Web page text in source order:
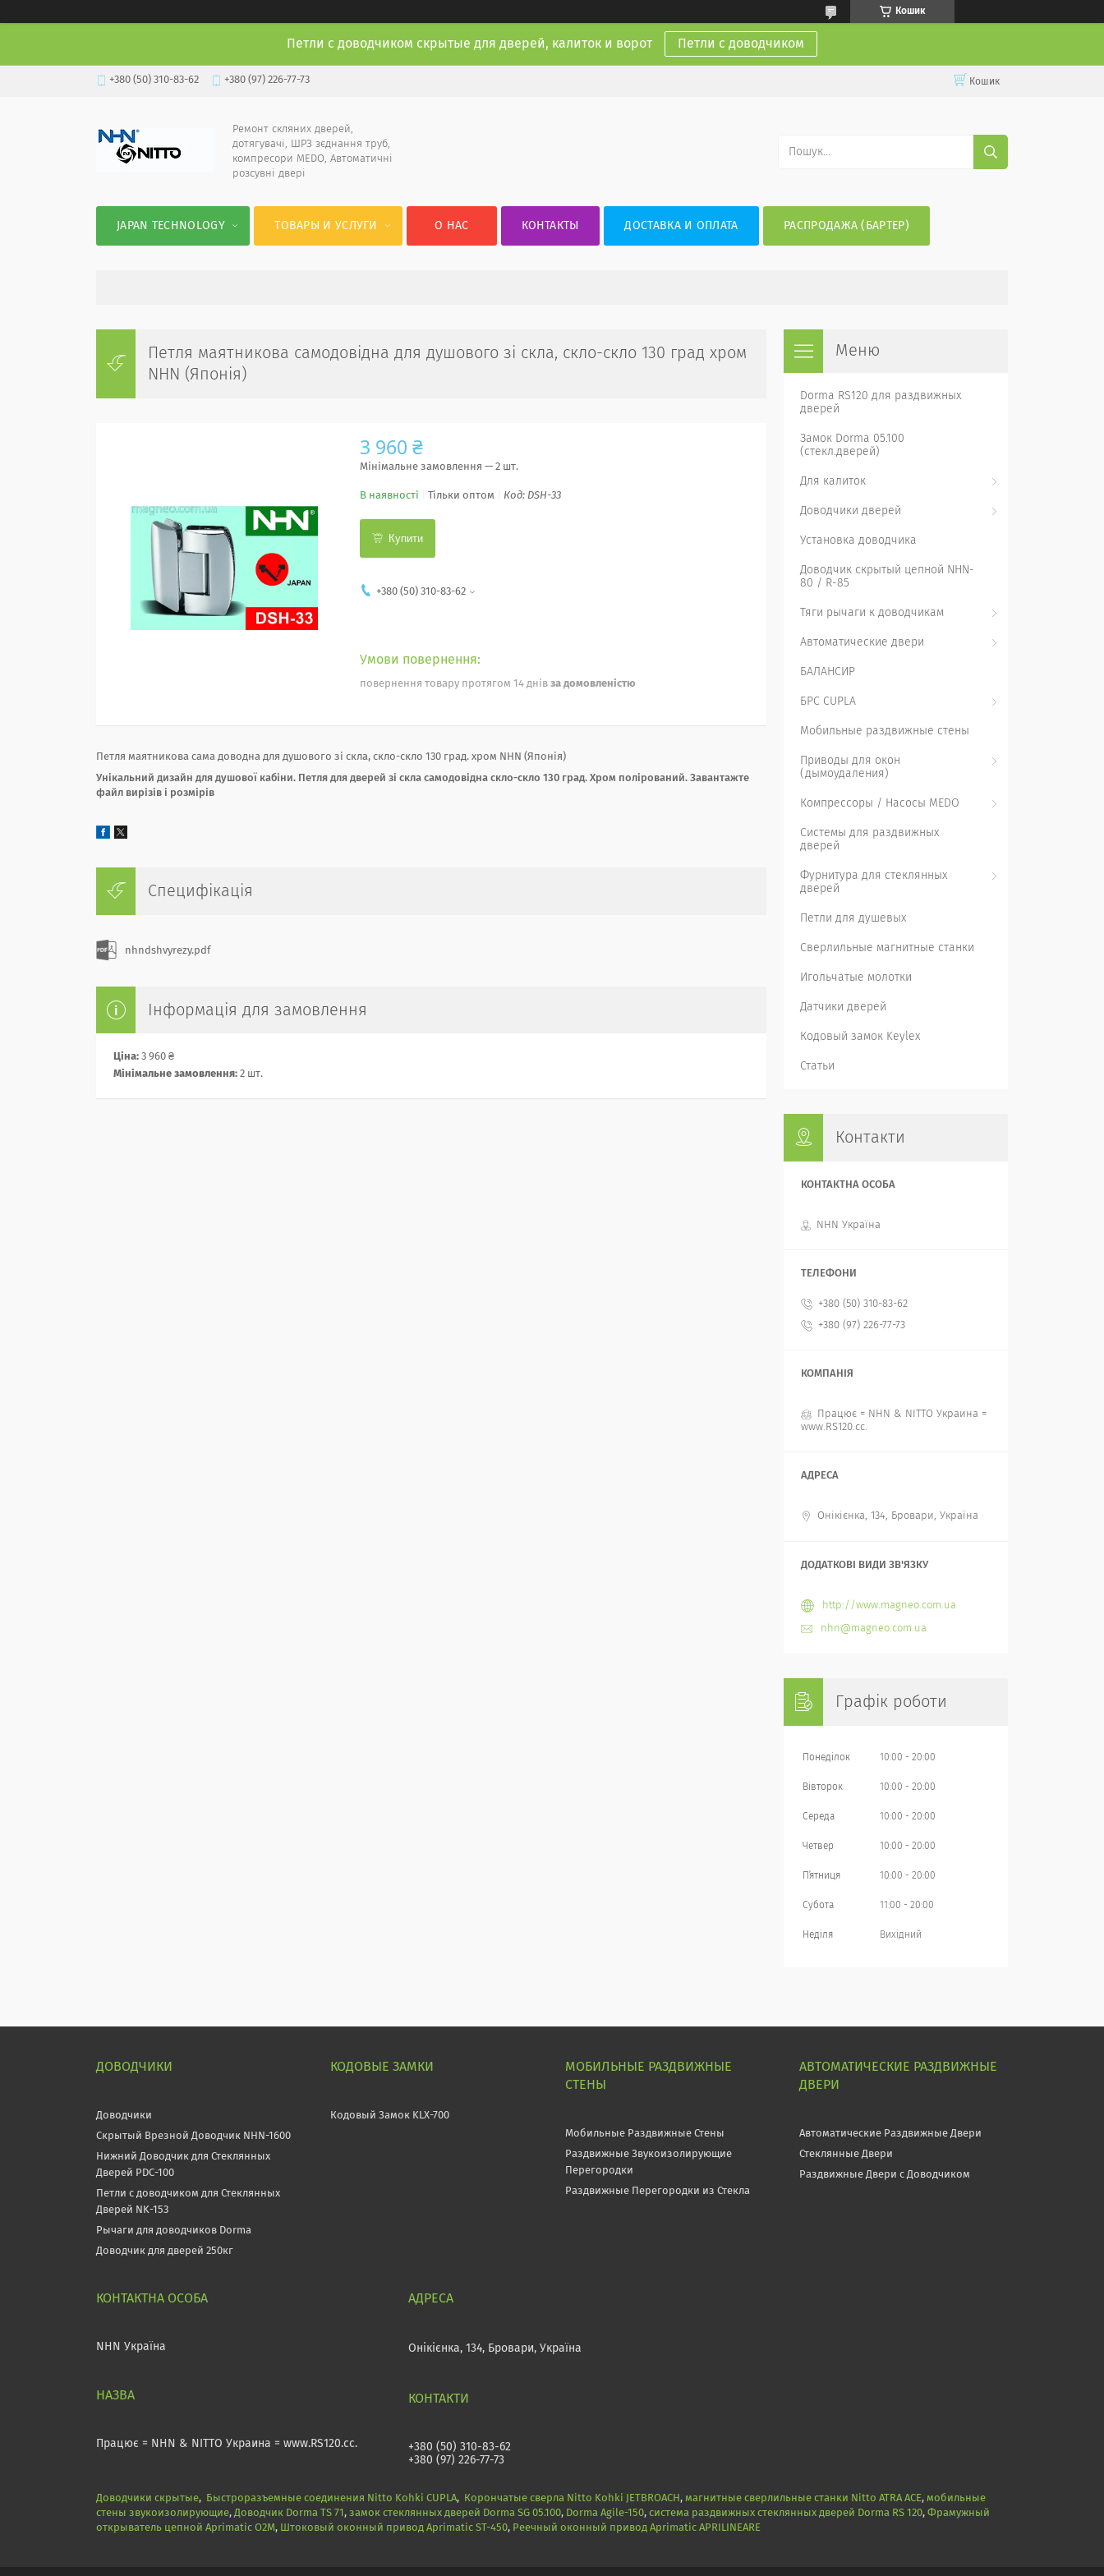
Кошик
Петли с доводчиком скрытые для дверей, калиток и ворот Петли с доводчиком
+380 (50) 310-83-62 +380 (97) 226-77-73 Кошик
Ремонт скляних дверей,
дотягувачі, ШРЗ зєднання труб,
компресори MEDO, Автоматичні
розсувні двері
JAPAN TECHNOLOGY ТОВАРЫ И УСЛУГИ О НАС КОНТАКТЫ ДОСТАВКА И ОПЛАТА РАСПРОДАЖА (БАРТЕР)
Петля маятникова самодовідна для душового зі скла, скло-скло 130 град хром
NHN (Японія)
3 960 ₴
Мінімальне замовлення — 2 шт.
В наявності Тільки оптом Код: DSH-33
Купити
+380 (50) 310-83-62
повернення товару протягом 14 днів за домовленістю
Петля маятникова сама доводна для душового зі скла, скло-скло 130 град. хром NHN (Японія)
Унікальний дизайн для душової кабіни. Петля для дверей зі скла самодовідна скло-скло 130 град. Хром полірований. Завантажте
файл вирізів і розмірів
Специфікація
nhndshvyrezy.pdf
Інформація для замовлення
Ціна: 3 960 ₴
Мінімальне замовлення: 2 шт.
Dorma RS120 для раздвижных
дверей
Замок Dorma 05.100
(стекл.дверей)
Для калиток
Доводчики дверей
Установка доводчика
Доводчик скрытый цепной NHN-
80 / R-85
Тяги рычаги к доводчикам
Автоматические двери
БАЛАНСИР
БРС CUPLA
Мобильные раздвижные стены
Приводы для окон
(дымоудаления)
Компрессоры / Насосы MEDO
Системы для раздвижных
дверей
Фурнитура для стеклянных
дверей
Петли для душевых
Сверлильные магнитные станки
Игольчатые молотки
Датчики дверей
Кодовый замок Keylex
Статьи
Контакти
NHN Україна
+380 (50) 310-83-62
+380 (97) 226-77-73
Працює = NHN & NITTO Украина =
www.RS120.cc.
Онікієнка, 134, Бровари, Україна
http://www.magneo.com.ua
nhn@magneo.com.ua
Графік роботи
Понеділок 10:00 20:00
Вівторок 10:00 20:00
Середа 10:00 20:00
Четвер 10:00 20:00
Пʼятниця 10:00 20:00
Субота 11:00 20:00
Неділя Вихідний
ДОВОДЧИКИ
Доводчики
Скрытый Врезной Доводчик NHN-1600
Нижний Доводчик для Стеклянных
Дверей PDC-100
Петли с доводчиком для Стеклянных
Дверей NK-153
Рычаги для доводчиков Dorma
Доводчик для дверей 250кг
КОДОВЫЕ ЗАМКИ
Кодовый Замок KLX-700
МОБИЛЬНЫЕ РАЗДВИЖНЫЕ
СТЕНЫ
Мобильные Раздвижные Стены
Раздвижные Звукоизолирующие
Перегородки
Раздвижные Перегородки из Стекла
АВТОМАТИЧЕСКИЕ РАЗДВИЖНЫЕ
ДВЕРИ
Автоматические Раздвижные Двери
Стеклянные Двери
Раздвижные Двери с Доводчиком
NHN Україна
Працює = NHN & NITTO Украина = www.RS120.cc.
Онікієнка, 134, Бровари, Україна
+380 (50) 310-83-62
+380 (97) 226-77-73
Доводчики скрытые, Быстроразъемные соединения Nitto Kohki CUPLA, Корончатые сверла Nitto Kohki JETBROACH, магнитные сверлильные станки Nitto ATRA ACE, мобильные
стены звукоизолирующие, Доводчик Dorma TS 71 , замок стеклянных дверей Dorma SG 05.100, Dorma Agile-150, система раздвижных стеклянных дверей Dorma RS 120, Фрамужный
открыватель цепной Aprimatic O2M, Штоковый оконный привод Aprimatic ST-450, Реечный оконный привод Aprimatic APRILINEARE